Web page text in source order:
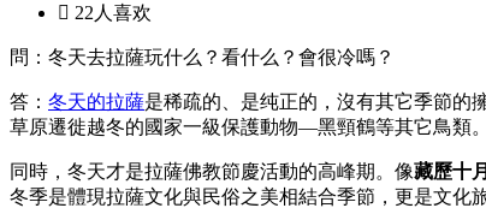
 22人喜欢
問：冬天去拉薩玩什么？看什么？會很冷嗎？
答： 冬天的拉薩是稀疏的、是纯正的，沒有其它季節的
草原遷徙越冬的國家一級保護動物—黑頸鶴等其它鳥類。
同時，冬天才是拉薩佛教節慶活動的高峰期。像藏歷十
冬季是體現拉薩文化與民俗之美相結合季節，更是文化